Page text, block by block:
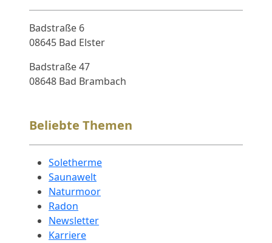
Badstraße 6
08645 Bad Elster
Badstraße 47
08648 Bad Brambach
Beliebte Themen
Soletherme
Saunawelt
Naturmoor
Radon
Newsletter
Karriere